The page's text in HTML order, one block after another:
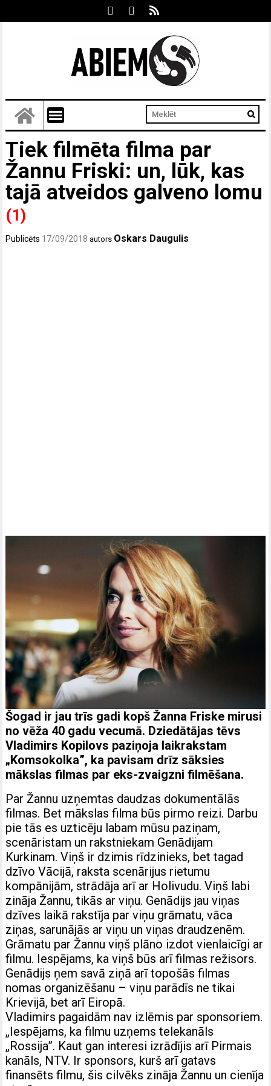
Tiek filmēta filma par
Žannu Friski: un, lūk, kas
tajā atveidos galveno lomu
(1)
Publicēts 17/09/2018 autors Oskars Daugulis
Šogad ir jau trīs gadi kopš Žanna Friske mirusi
no vēža 40 gadu vecumā. Dziedātājas tēvs
Vladimirs Kopilovs paziņoja laikrakstam
„Komsokolka”, ka pavisam drīz sāksies
mākslas filmas par eks-zvaigzni filmēšana.
Par Žannu uzņemtas daudzas dokumentālās
filmas. Bet mākslas filma būs pirmo reizi. Darbu
pie tās es uzticēju labam mūsu paziņam,
scenāristam un rakstniekam Genādijam
Kurkinam. Viņš ir dzimis rīdzinieks, bet tagad
dzīvo Vācijā, raksta scenārijus rietumu
kompānijām, strādāja arī ar Holivudu. Viņš labi
zināja Žannu, tikās ar viņu. Genādijs jau viņas
dzīves laikā rakstīja par viņu grāmatu, vāca
ziņas, sarunājās ar viņu un viņas draudzenēm.
Grāmatu par Žannu viņš plāno izdot vienlaicīgi ar
filmu. Iespējams, ka viņš būs arī filmas režisors.
Genādijs ņem savā ziņā arī topošās filmas
nomas organizēšanu – viņu parādīs ne tikai
Krievijā, bet arī Eiropā.
Vladimirs pagaidām nav izlēmis par sponsoriem.
„Iespējams, ka filmu uzņems telekanāls
„Rossija”. Kaut gan interesi izrādījis arī Pirmais
kanāls, NTV. Ir sponsors, kurš arī gatavs
finansēts filmu, šis cilvēks zināja Žannu un cienīja